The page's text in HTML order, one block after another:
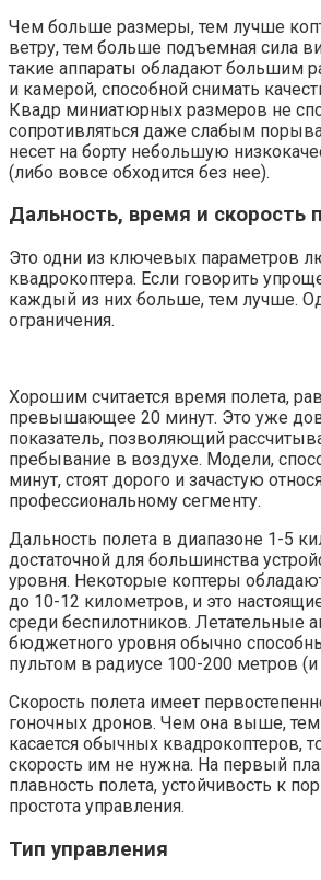
Чем больше размеры, тем лучше
ветру, тем больше подъемная сила
такие аппараты обладают большим
и камерой, способной снимать
Квадр миниатюрных размеров не
сопротивляться даже слабым
несет на борту небольшую
(либо вовсе обходится без нее).
Дальность, время и скорость
Это одни из ключевых параметров
квадрокоптера. Если говорить
каждый из них больше, тем лучше.
ограничения.
Хорошим считается время полета,
превышающее 20 минут. Это уже
показатель, позволяющий
пребывание в воздухе. Модели,
минут, стоят дорого и зачастую
профессиональному сегменту.
Дальность полета в диапазоне 1-5
достаточной для большинства
уровня. Некоторые коптеры
до 10-12 километров, и это
среди беспилотников. Летательные
бюджетного уровня обычно
пультом в радиусе 100-200 метров
Скорость полета имеет
гоночных дронов. Чем она выше,
касается обычных квадрокоптеров,
скорость им не нужна. На первый
плавность полета, устойчивость к
простота управления.
Тип управления